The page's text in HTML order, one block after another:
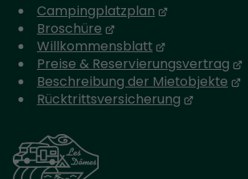
Campingplatzplan
Broschüre
Willkommensblatt
Preise & Reservierungsvertrag
Beschreibung der Mietobjekte
Rücktrittsversicherung